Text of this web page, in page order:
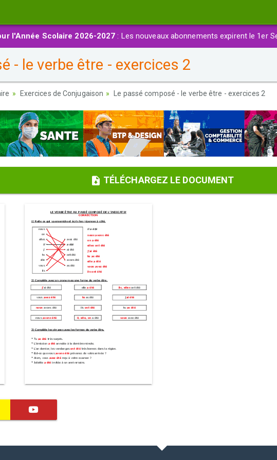
l'Année Scolaire 2026-2027 : Les nouveaux abonnements expirent le 1er
- le verbe être - exercices 2
Exercices de Conjugaison Le passé composé - le verbe être - exercices 2
TÉLÉCHARGEZ LE DOCUMENT